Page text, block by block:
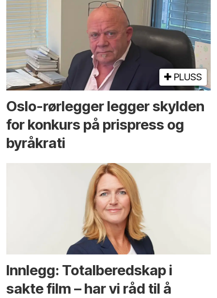
PLUSS
Oslo-rørlegger legger skylden
for konkurs på prispress og
byråkrati
Innlegg: Totalberedskap i
sakte film – har vi råd til å